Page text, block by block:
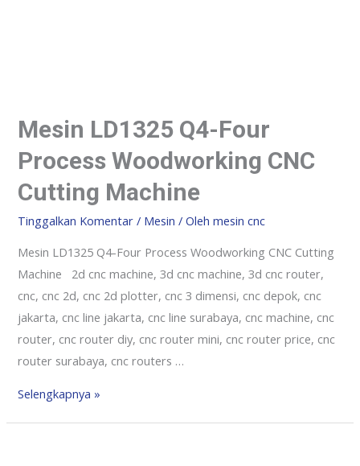
Mesin LD1325 Q4-Four
Process Woodworking CNC
Cutting Machine
Tinggalkan Komentar / Mesin / Olehmesin cnc
Mesin LD1325 Q4-Four Process Woodworking CNC Cutting
Machine 2d cnc machine, 3d cnc machine, 3d cnc router,
cnc, cnc 2d, cnc 2d plotter, cnc 3 dimensi, cnc depok, cnc
jakarta, cnc line jakarta, cnc line surabaya, cnc machine, cnc
router, cnc router diy, cnc router mini, cnc router price, cnc
router surabaya, cnc routers …
Selengkapnya »